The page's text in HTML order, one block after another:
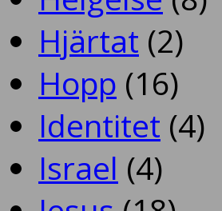
Hjärtat (2)
Hopp (16)
Identitet (4)
Israel (4)